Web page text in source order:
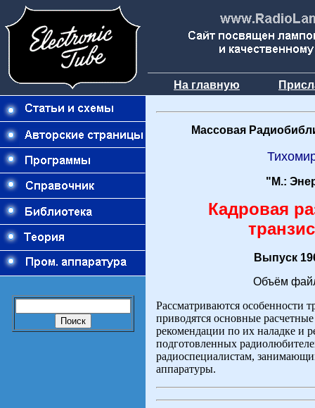
На главную
Массовая
"М.:
Кадровая
Выпуск
Объём
Рассматриваются особенности
приводятся основные
рекомендации по их наладке и
подготовленных
радиоспециалистам,
аппаратуры.